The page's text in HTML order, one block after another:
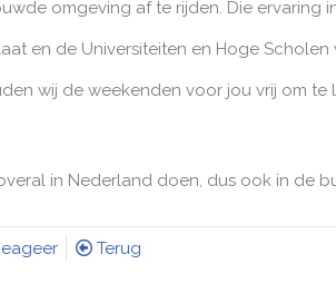
omgeving af te rijden. Die ervaring
en de Universiteiten en Hoge
wij de weekenden voor jou vrij om
in Nederland doen, dus ook in de
Terug